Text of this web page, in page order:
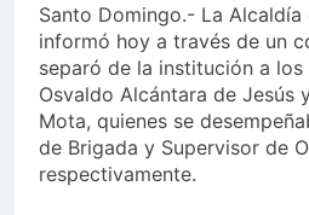
Santo Domingo.- La
informó hoy a través de un
separó de la institución a
Osvaldo Alcántara de Jesús
Mota, quienes se
de Brigada y Supervisor de
respectivamente.